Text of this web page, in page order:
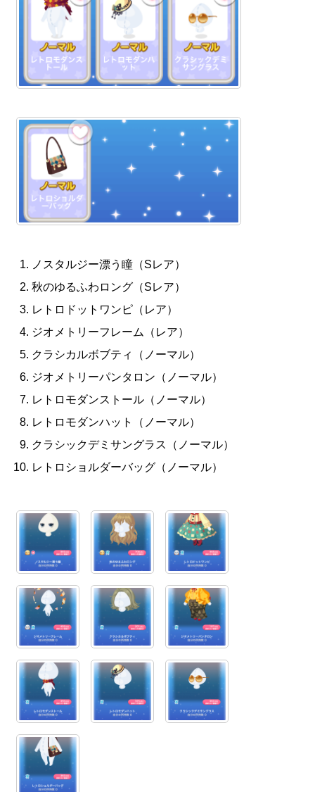
ノスタルジー漂う瞳（Sレア）
秋のゆるふわロング（Sレア）
レトロドットワンピ（レア）
ジオメトリーフレーム（レア）
クラシカルボブティ（ノーマル）
ジオメトリーパンタロン（ノーマル）
レトロモダンストール（ノーマル）
レトロモダンハット（ノーマル）
クラシックデミサングラス（ノーマル）
レトロショルダーバッグ（ノーマル）